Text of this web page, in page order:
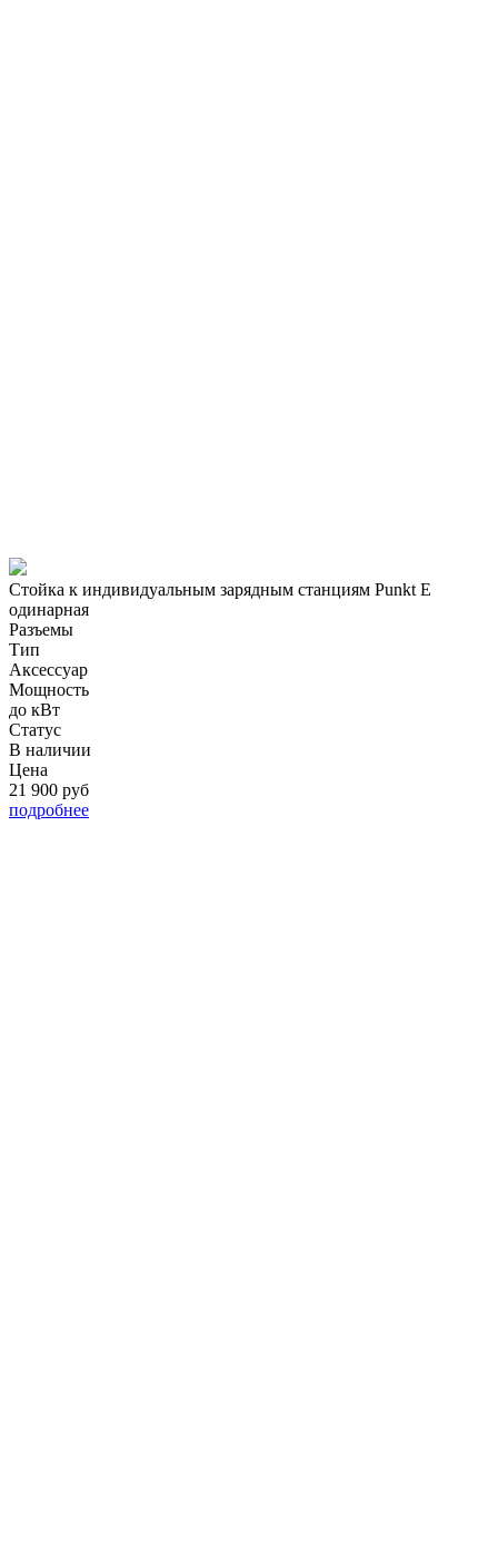
Стойка к индивидуальным зарядным станциям Punkt E
одинарная
Разъемы
Тип
Аксессуар
Мощность
до кВт
Статус
В наличии
Цена
21 900 руб
подробнее